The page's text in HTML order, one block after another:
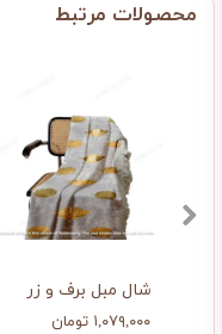
شال مبل برف و زر
۱,۰۷۹,۰۰۰ تومان